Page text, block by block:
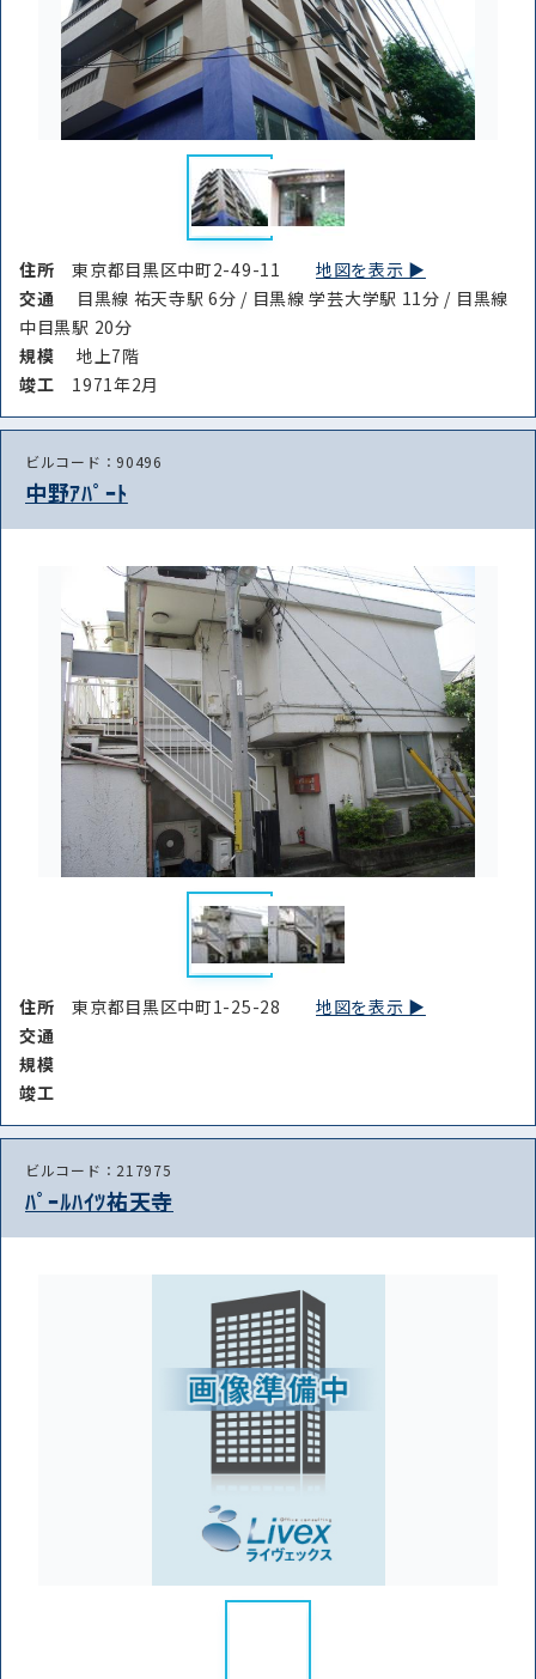
住所東京都目黒区中町2-49-11地図を表示 ▶︎
交通
目黒線 祐天寺駅 6分 / 目黒線 学芸大学駅 11分 / 目黒線
中目黒駅 20分
規模
地上7階
竣⼯ 1971年2月
ビルコード：90496
中野ｱﾊﾟｰﾄ
住所東京都目黒区中町1-25-28地図を表示 ▶︎
交通
規模
竣⼯
ビルコード：217975
ﾊﾟｰﾙﾊｲﾂ祐天寺